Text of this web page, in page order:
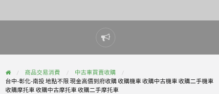
Report
problem
商品交易消費
中古車買賣收購
台中-彰化-南投 地點不限 現金高價到府收購 收購機車 收購中古機車 收購二手機車
收購摩托車 收購中古摩托車 收購二手摩托車